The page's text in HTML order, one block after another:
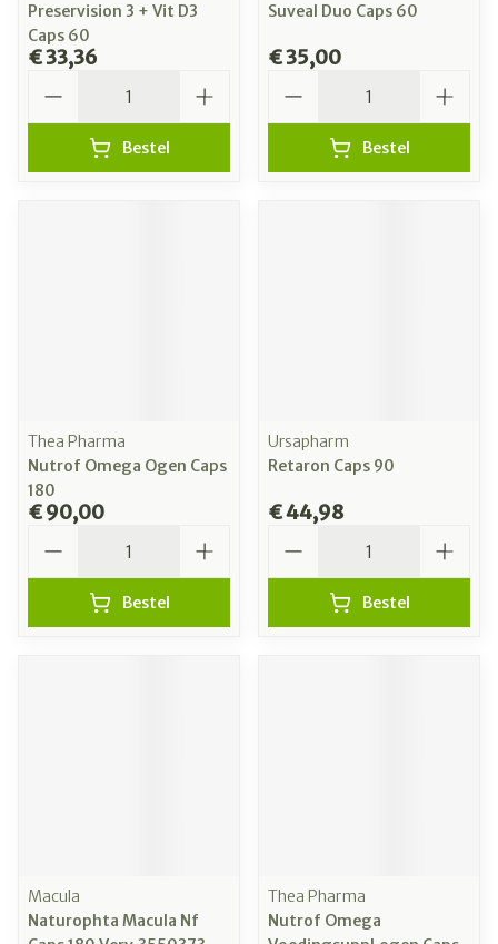
Preservision 3 + Vit D3
Caps 60
€ 33,36
Bestel
Suveal Duo Caps 60
€ 35,00
Bestel
Thea Pharma
Nutrof Omega Ogen Caps
180
€ 90,00
Bestel
Ursapharm
Retaron Caps 90
€ 44,98
Bestel
Macula
Naturophta Macula Nf
Thea Pharma
Nutrof Omega